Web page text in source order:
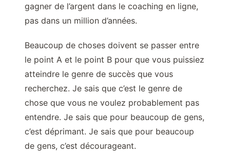
gagner de l’argent dans le coaching en ligne,
pas dans un million d’années.
Beaucoup de choses doivent se passer entre
le point A et le point B pour que vous puissiez
atteindre le genre de succès que vous
recherchez. Je sais que c’est le genre de
chose que vous ne voulez probablement pas
entendre. Je sais que pour beaucoup de gens,
c’est déprimant. Je sais que pour beaucoup
de gens, c’est décourageant.